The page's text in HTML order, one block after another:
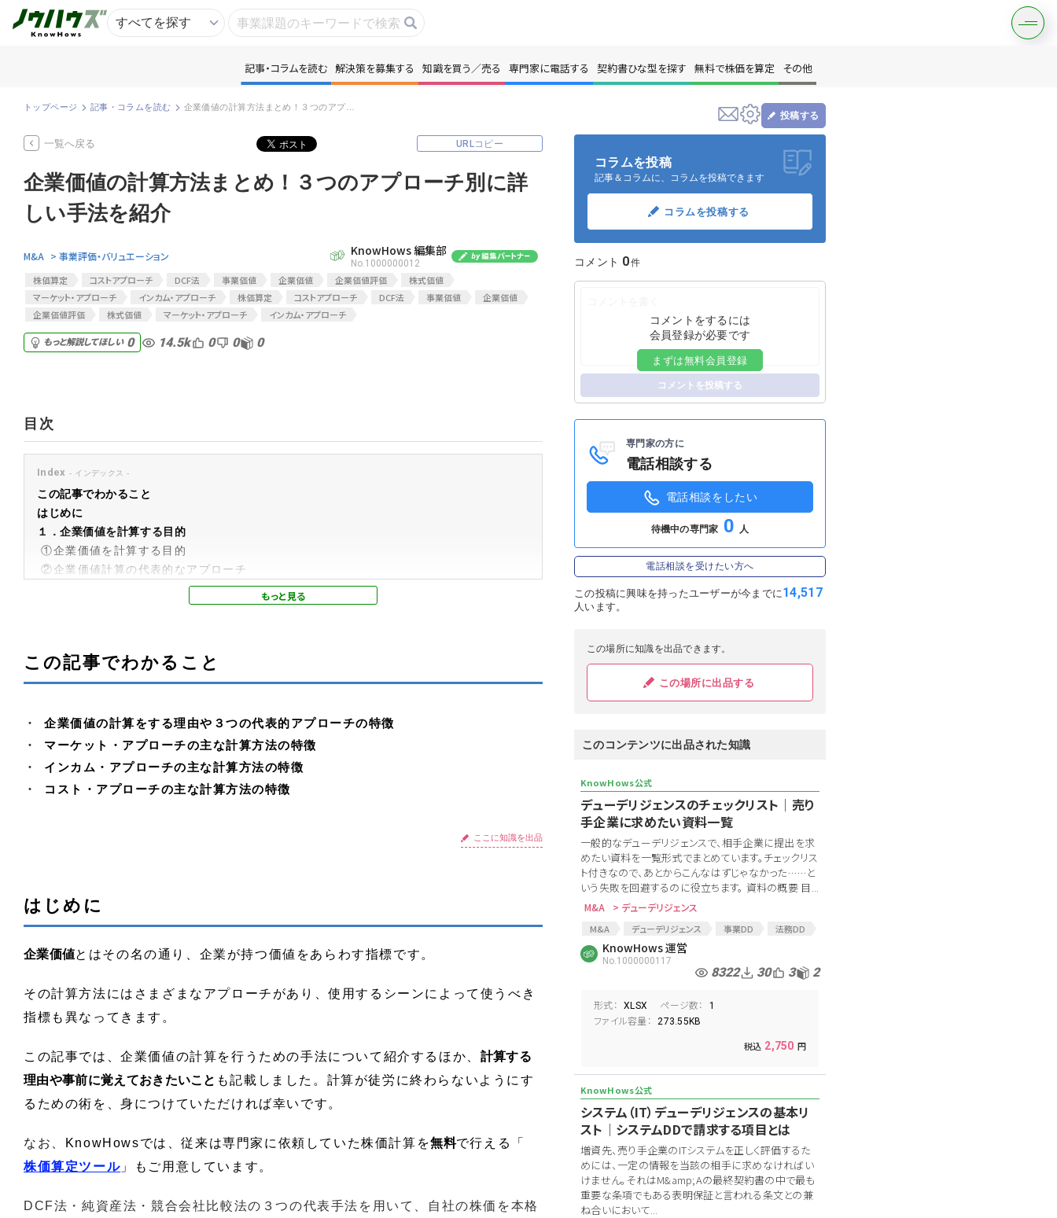
専門家に電話する 無料で株価を算定
匿名360°評価 ちょこっと相談とは？
記事・コラムを読む 解決策を募集する 知識を買う／売る 専門家に電話する 契約書ひな型を探す 無料で株価を算定 その他
トップページ 記事・コラムを読む
投稿する
一覧へ戻る URLコピー
企業価値の計算方法まとめ！３つのアプローチ別に詳
しい手法を紹介
M&A > 事業評価・バリュエーション KnowHows 編集部
No.1000000012
株価算定 コストアプローチ DCF法 事業価値 企業価値 企業価値評価
株式価値
マーケット・アプローチ
インカム・アプローチ 株価算定 コストアプローチ DCF法 事業価値
企業価値
企業価値評価
株式価値 マーケット・アプローチ インカム・アプローチ
もっと解説してほしい 0 14.5k 0 0 0
目次
Index
この記事でわかること
はじめに
１．企業価値を計算する目的
①企業価値を計算する目的
②企業価値計算の代表的なアプローチ
２．マーケット・アプローチの概要と計算手法
３．インカム・アプローチの概要と計算手法
①エンタープライズDCF法
③DDM法
４．コスト・アプローチの概要と計算手法
②時価純資産法
まとめ
この記事でわかること
企業価値の計算をする理由や３つの代表的アプローチの特徴
マーケット・アプローチの主な計算方法の特徴
インカム・アプローチの主な計算方法の特徴
コスト・アプローチの主な計算方法の特徴
ここに知識を出品
はじめに
企業価値とはその名の通り、企業が持つ価値をあらわす指標です。
その計算方法にはさまざまなアプローチがあり、使用するシーンによって使うべき
指標も異なってきます。
この記事では、企業価値の計算を行うための手法について紹介するほか、 計算する
理由や事前に覚えておきたいこと も記載しました。計算が徒労に終わらないようにす
るための術を、身につけていただければ幸いです。
なお、 KnowHowsでは、従来は専門家に依頼していた株価計算を無料で行える「
株価算定ツール 」もご用意しています。
DCF法・純資産法・競合会社比較法の３つの代表手法を用いて、自社の株価を本格
コラムを投稿
記事＆コラムに、コラムを投稿できます
コラムを投稿する
コメント 0
コメントをするには
会員登録が必要です
まずは無料会員登録
コメントを投稿する
専門家の方に
電話相談する
電話相談をしたい
待機中の専門家 0 人
電話相談を受けたい方へ
この投稿に興味を持ったユーザーが今までに14,517
人います。
この場所に知識を出品できます。
この場所に出品する
このコンテンツに出品された知識
デューデリジェンスのチェックリスト│売り
手企業に求めたい資料一覧
一般的なデューデリジェンスで、相手企業に提出を求
めたい資料を一覧形式でまとめています。チェックリス
ト付きなので、あとからこんなはずじゃなかった……と
いう失敗を回避するのに役立ちます。 資料の概要 目...
M&A > デューデリジェンス
M&A デューデリジェンス 事業DD
法務DD
ロジスティクス
EC新規事業
資料要求リスト
KnowHows 運営
No.1000000117
8322 30 3 2
形式： XLSX ページ数： 1
ファイル容量： 273.55KB
2,750
システム（IT）デューデリジェンスの基本リ
スト│システムDDで請求する項目とは
増資先、売り手企業のITシステムを正しく評価するた
めには、一定の情報を当該の相手に求めなければい
けません。それはM&amp;Aの最終契約書の中で最も
重要な条項でもある表明保証と言われる条文との兼
ね合いにおいて...